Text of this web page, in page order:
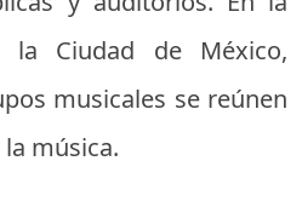
la Ciudad de México,
musicales se reúnen
música.